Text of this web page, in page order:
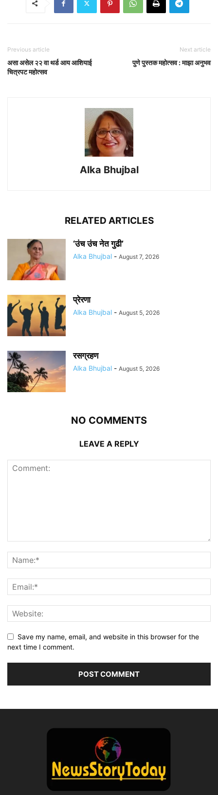
Previous article
असा असेल २२ वा थर्ड आय आशियाई
चित्रपट महोत्सव
Next article
पुणे पुस्तक महोत्सव : माझा अनुभव
Alka Bhujbal
RELATED ARTICLES
‘उंच उंच नेत गुढी’
Alka Bhujbal - August 7, 2026
प्रेरणा
Alka Bhujbal - August 5, 2026
रसग्रहण
Alka Bhujbal - August 5, 2026
NO COMMENTS
LEAVE A REPLY
Save my name, email, and website in this browser for the
next time I comment.